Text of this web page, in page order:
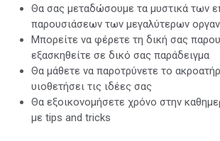
Θα σας μεταδώσουμε τα μυστικά των
παρουσιάσεων των μεγαλύτερων
Μπορείτε να φέρετε τη δική σας
εξασκηθείτε σε δικό σας παράδειγμα
Θα μάθετε να παροτρύνετε το
υιοθετήσει τις ιδέες σας
Θα εξοικονομήσετε χρόνο στην
με tips and tricks